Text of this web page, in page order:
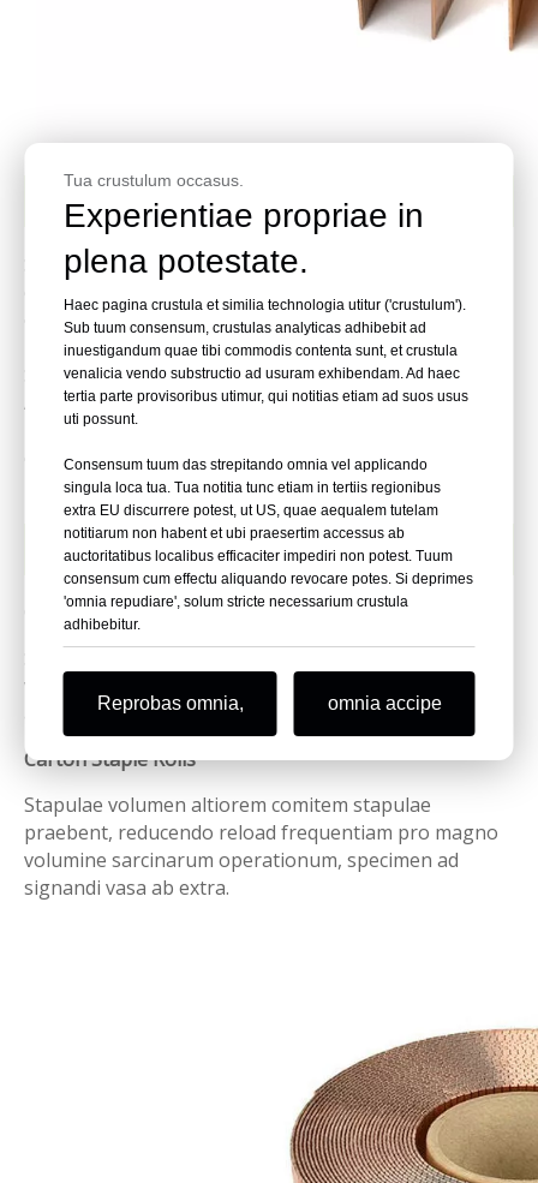
Quid sunt Roll Carton Staples?
Stapulae volvunt coronae bracteae latae cum
obsignatio fasciculorum, praesertim carnificum limae.
Praesto in 32 mm (C-typo, populari in America
Septentrionali) vel 35 mm (A-type, in Europa et
America Meridionali praefertur) coronae inversae,
pauciores relaciones quam stapellas offerunt, cum
cruribus 15-21 mm longis pro variis crassitudinibus
materialibus.
Genera lobortis Staples
Carton Staple Sticks
volumen, crebriores reloading, sed signationem
accuratam pro craticulis corrugatis offerentes.
Carton Staple Rolls
Stapulae volumen altiorem comitem stapulae
praebent, reducendo reload frequentiam pro magno
volumine sarcinarum operationum, specimen ad
signandi vasa ab extra.
Tua crustulum occasus.
Experientiae propriae in
plena potestate.
Haec pagina crustula et similia technologia utitur ('crustulum').
Sub tuum consensum, crustulas analyticas adhibebit ad
inuestigandum quae tibi commodis contenta sunt, et crustula
venalicia vendo substructio ad usuram exhibendam. Ad haec
tertia parte provisoribus utimur, qui notitias etiam ad suos usus
uti possunt.
Consensum tuum das strepitando omnia vel applicando
singula loca tua. Tua notitia tunc etiam in tertiis regionibus
extra EU discurrere potest, ut US, quae aequalem tutelam
notitiarum non habent et ubi praesertim accessus ab
auctoritatibus localibus efficaciter impediri non potest. Tuum
consensum cum effectu aliquando revocare potes. Si deprimes
'omnia repudiare', solum stricte necessarium crustula
adhibebitur.
Reprobas omnia, omnia accipe